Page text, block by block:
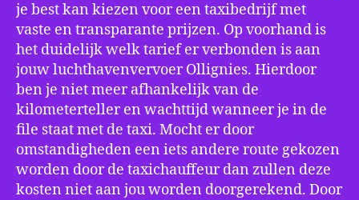
je best kan kiezen voor een taxibedrijf met
vaste en transparante prijzen. Op voorhand is
het duidelijk welk tarief er verbonden is aan
jouw luchthavenvervoer Ollignies. Hierdoor
ben je niet meer afhankelijk van de
kilometerteller en wachttijd wanneer je in de
file staat met de taxi. Mocht er door
omstandigheden een iets andere route gekozen
worden door de taxichauffeur dan zullen deze
kosten niet aan jou worden doorgerekend. Door